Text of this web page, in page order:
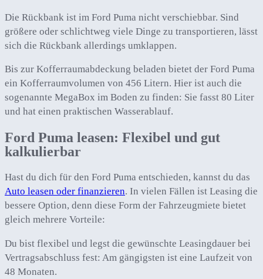
Die Rückbank ist im Ford Puma nicht verschiebbar. Sind
größere oder schlichtweg viele Dinge zu transportieren, lässt
sich die Rückbank allerdings umklappen.
Bis zur Kofferraumabdeckung beladen bietet der Ford Puma
ein Kofferraumvolumen von 456 Litern. Hier ist auch die
sogenannte MegaBox im Boden zu finden: Sie fasst 80 Liter
und hat einen praktischen Wasserablauf.
Ford Puma leasen: Flexibel und gut
kalkulierbar
Hast du dich für den Ford Puma entschieden, kannst du das
Auto leasen oder finanzieren. In vielen Fällen ist Leasing die
bessere Option, denn diese Form der Fahrzeugmiete bietet
gleich mehrere Vorteile:
Du bist flexibel und legst die gewünschte Leasingdauer bei
Vertragsabschluss fest: Am gängigsten ist eine Laufzeit von
48 Monaten.